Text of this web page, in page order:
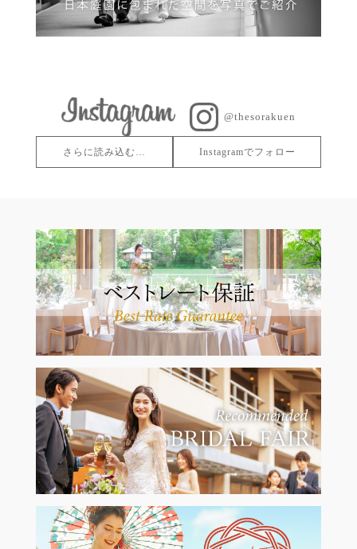
@thesorakuen
さらに読み込む… Instagramでフォロー